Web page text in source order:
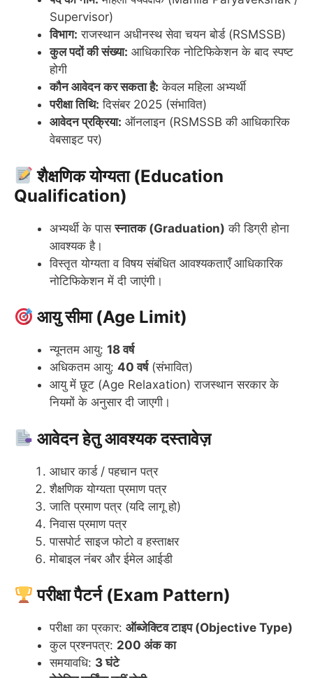
Supervisor)
विभाग: राजस्थान अधीनस्थ सेवा चयन बोर्ड (RSMSSB)
कुल पदों की संख्या: आधिकारिक नोटिफिकेशन के बाद स्पष्ट
होगी
कौन आवेदन कर सकता है: केवल महिला अभ्यर्थी
परीक्षा तिथि: दिसंबर 2025 (संभावित)
आवेदन प्रक्रिया: ऑनलाइन (RSMSSB की आधिकारिक
वेबसाइट पर)
शैक्षणिक योग्यता (Education
Qualification)
अभ्यर्थी के पासस्नातक (Graduation) की डिग्री होना
आवश्यक है।
विस्तृत योग्यता व विषय संबंधित आवश्यकताएँ आधिकारिक
नोटिफिकेशन में दी जाएंगी।
आयु सीमा (Age Limit)
न्यूनतम आयु: 18 वर्ष
अधिकतम आयु: 40 वर्ष(संभावित)
आयु में छूट (Age Relaxation) राजस्थान सरकार के
नियमों के अनुसार दी जाएगी।
आवेदन हेतु आवश्यक दस्तावेज़
आधार कार्ड / पहचान पत्र
शैक्षणिक योग्यता प्रमाण पत्र
जाति प्रमाण पत्र (यदि लागू हो)
निवास प्रमाण पत्र
पासपोर्ट साइज फोटो व हस्ताक्षर
मोबाइल नंबर और ईमेल आईडी
परीक्षा पैटर्न (Exam Pattern)
परीक्षा का प्रकार: ऑब्जेक्टिव टाइप (Objective Type)
कुल प्रश्नपत्र: 200 अंक का
समयावधि: 3 घंटे